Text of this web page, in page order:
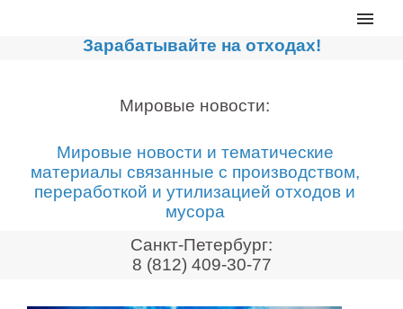
Главная
Сортировочные линии
Дробильное оборудование
Компакторы, контейнеры
Реализованные проекты
Видео
Зарабатывайте на отходах!
Мировые новости:
Мировые новости и тематические
материалы связанные с производством,
переработкой и утилизацией отходов и
мусора
Санкт-Петербург:
8 (812) 409-30-77